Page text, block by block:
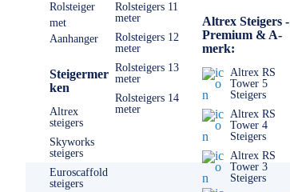
Rolsteiger
met
Aanhanger
Steigermer
ken
Altrex
steigers
Skyworks
steigers
Euroscaffold
steigers
Rolsteigers 11
meter
Rolsteigers 12
meter
Rolsteigers 13
meter
Rolsteigers 14
meter
Altrex Steigers -
Premium & A-
merk:
Altrex RS
Tower 5
Steigers
Altrex RS
Tower 4
Steigers
Altrex RS
Tower 3
Steigers